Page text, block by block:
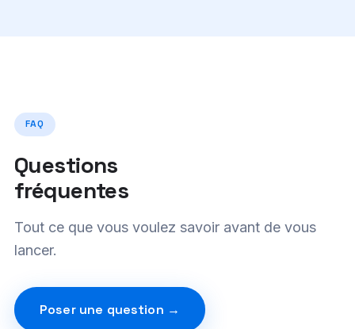
FAQ
Questions
fréquentes
Tout ce que vous voulez savoir avant de vous
lancer.
Poser une question →